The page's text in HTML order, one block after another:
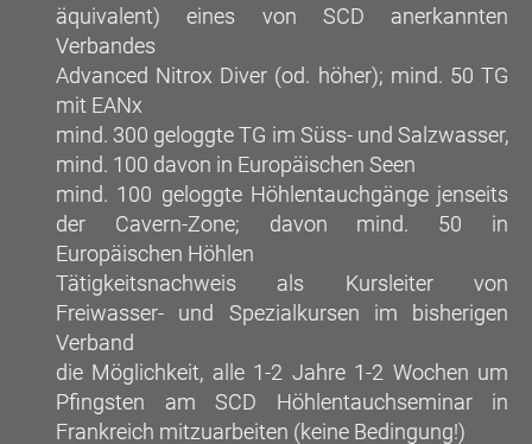
äquivalent) eines von SCD anerkannten
Verbandes
Advanced Nitrox Diver (od. höher); mind. 50 TG
mit EANx
mind. 300 geloggte TG im Süss- und Salzwasser,
mind. 100 davon in Europäischen Seen
mind. 100 geloggte Höhlentauchgänge jenseits
der Cavern-Zone; davon mind. 50 in
Europäischen Höhlen
Tätigkeitsnachweis als Kursleiter von
Freiwasser- und Spezialkursen im bisherigen
Verband
die Möglichkeit, alle 1-2 Jahre 1-2 Wochen um
Pfingsten am SCD Höhlentauchseminar in
Frankreich mitzuarbeiten (keine Bedingung!)